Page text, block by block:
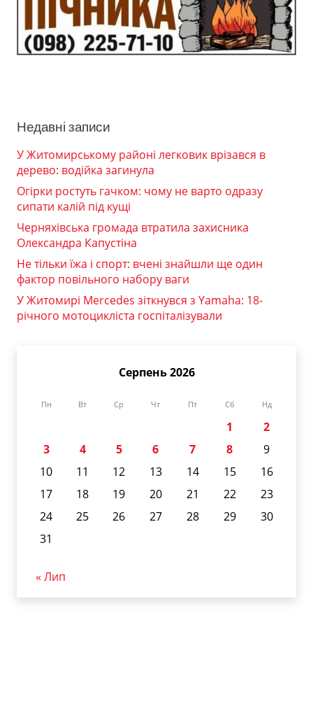
Недавні записи
У Житомирському районі легковик врізався в
дерево: водійка загинула
Огірки ростуть гачком: чому не варто одразу
сипати калій під кущі
Черняхівська громада втратила захисника
Олександра Капустіна
Не тільки їжа і спорт: вчені знайшли ще один
фактор повільного набору ваги
У Житомирі Mercedes зіткнувся з Yamaha: 18-
річного мотоцикліста госпіталізували
Серпень 2026
Пн Вт Ср Чт Пт Сб Нд
1
2
3
4 5 6 7 8
9
10
11 12 13 14 15
16
17
18 19 20 21 22
23
24
25 26 27 28 29
30
31
« Лип